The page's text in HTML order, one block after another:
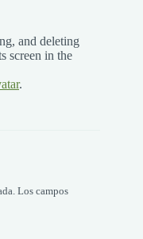
and deleting
screen in the
.
Los campos